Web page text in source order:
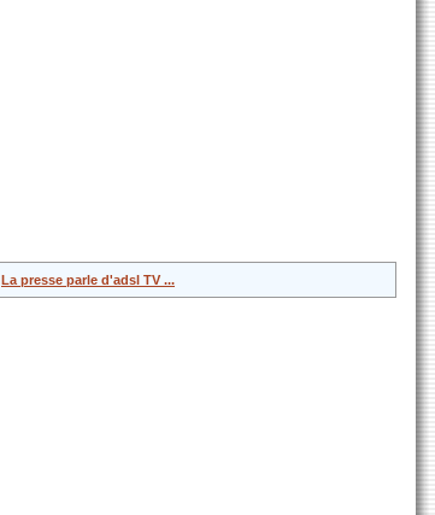
La presse parle d'adsl TV ...